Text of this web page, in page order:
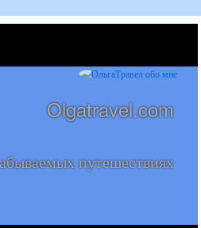
Olgatravel.com
путешествиях